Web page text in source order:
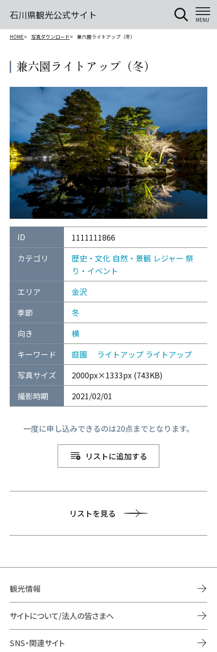
石川県観光公式サイト MENU
HOME 写真ダウンロード 兼六園ライトアップ（冬）
兼六園ライトアップ（冬）
ID
1111111866
カテゴリ
歴史・文化 自然・景観 レジャー 祭
り・イベント
エリア
金沢
季節
冬
向き
横
キーワード
庭園 ライトアップ ライトアップ
写真サイズ
2000px×1333px (743KB)
撮影時期
2021/02/01
一度に申し込みできるのは20点までとなります。
リストに追加する
リストを見る
観光情報
サイトについて/法人の皆さまへ
SNS・関連サイト